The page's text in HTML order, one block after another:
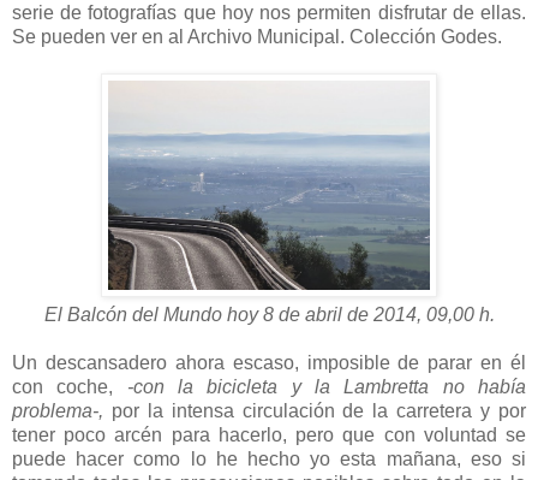
serie de fotografías que hoy nos permiten disfrutar de ellas.
Se pueden ver en al Archivo Municipal. Colección Godes.
El Balcón del Mundo hoy 8 de abril de 2014, 09,00 h.
Un descansadero ahora escaso, imposible de parar en él
con coche, -con la bicicleta y la Lambretta no había
problema-, por la intensa circulación de la carretera y por
tener poco arcén para hacerlo, pero que con voluntad se
puede hacer como lo he hecho yo esta mañana, eso si